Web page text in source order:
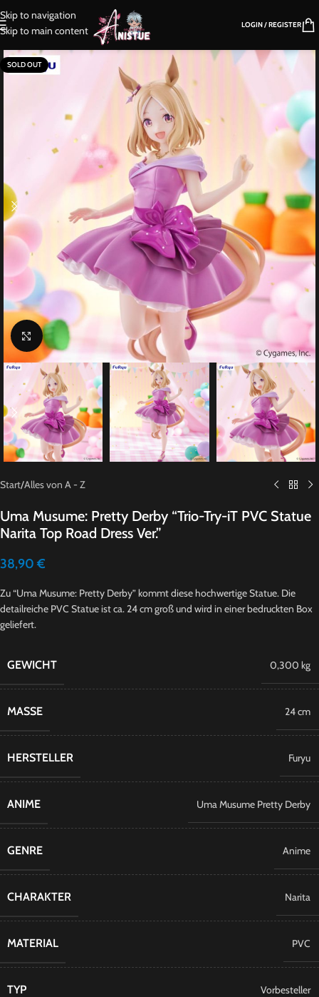
Skip to navigation
Skip to main content
LOGIN / REGISTER
SOLD OUT
Click to enlarge
Start/Alles von A - Z
Uma Musume: Pretty Derby “Trio-Try-iT PVC Statue
Narita Top Road Dress Ver.”
38,90 €
Zu “Uma Musume: Pretty Derby” kommt diese hochwertige Statue. Die
detailreiche PVC Statue ist ca. 24 cm groß und wird in einer bedruckten Box
geliefert.
GEWICHT 0,300 kg
MASSE 24 cm
HERSTELLER Furyu
ANIME Uma Musume Pretty Derby
GENRE Anime
CHARAKTER Narita
MATERIAL PVC
TYP Vorbesteller